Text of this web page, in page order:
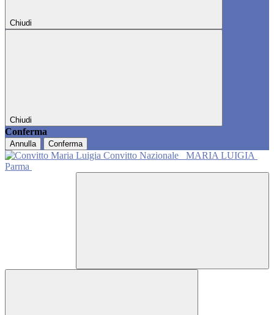
Chiudi
Chiudi
Conferma
Annulla Conferma
Convitto Nazionale
MARIA LUIGIA
Parma